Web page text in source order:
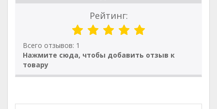
Рейтинг:
Всего отзывов: 1
Нажмите сюда, чтобы добавить отзыв к
товару